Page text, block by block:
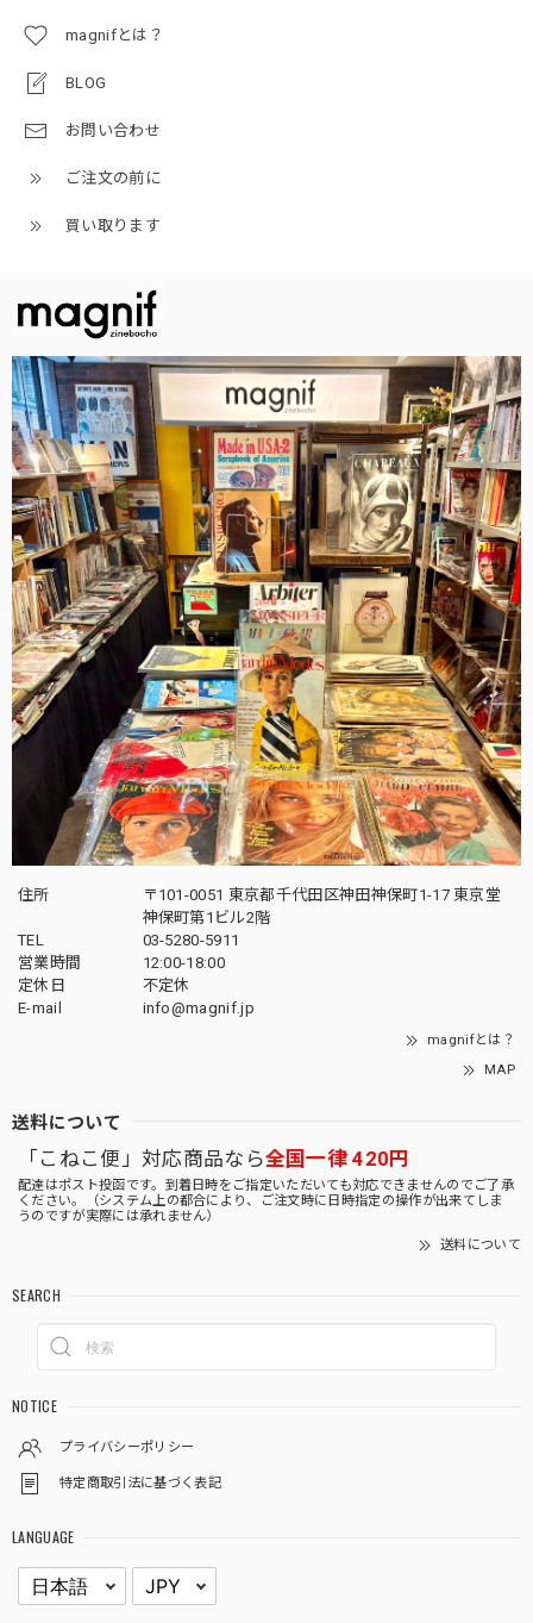
magnifとは？
BLOG
お問い合わせ
ご注文の前に
買い取ります
住所
〒101-0051 東京都千代田区神田神保町1-17 東京堂
神保町第1ビル2階
TEL
03-5280-5911
営業時間
12:00-18:00
定休日
不定休
E-mail
info@magnif.jp
magnifとは？
MAP
送料について
「こねこ便」対応商品なら全国一律 420円
配達はポスト投函です。到着日時をご指定いただいても対応できませんのでご了承
ください。（システム上の都合により、ご注文時に日時指定の操作が出来てしま
うのですが実際には承れません）
送料について
SEARCH
NOTICE
プライバシーポリシー
特定商取引法に基づく表記
LANGUAGE